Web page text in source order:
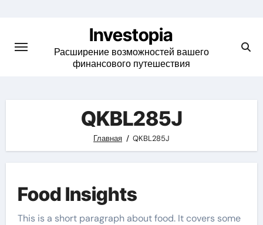
content
Investopia
Расширение возможностей вашего
финансового путешествия
QKBL285J
Главная QKBL285J
Food Insights
This is a short paragraph about food. It covers some